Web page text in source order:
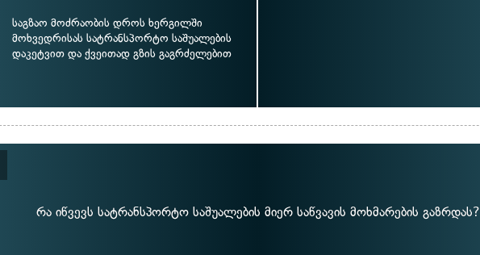
საგზაო მოძრაობის დროს ხერგილში
მოხვედრისას სატრანსპორტო საშუალების
დაკეტვით და ქვეითად გზის გაგრძელებით
რა იწვევს სატრანსპორტო საშუალების მიერ საწვავის მოხმარების გაზრდას?